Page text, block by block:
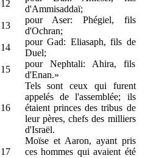
12
d'Ammisaddaï;
13
pour Aser: Phégiel, fils
d'Ochran;
14
pour Gad: Eliasaph, fils de
Duel;
15
pour Nephtali: Ahira, fils
d'Enan.»
16
Tels sont ceux qui furent
appelés de l'assemblée; ils
étaient princes des tribus de
leur pères, chefs des milliers
d'Israël.
17
Moïse et Aaron, ayant pris
ces hommes qui avaient été